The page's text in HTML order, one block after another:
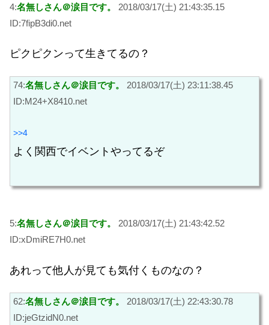
4:名無しさん＠涙目です。
2018/03/17(土) 21:43:35.15
ID:7fipB3di0.net
ピクピクンって生きてるの？
74:名無しさん＠涙目です。
2018/03/17(土) 23:11:38.45
ID:M24+X8410.net
>>4
よく関西でイベントやってるぞ
5:名無しさん＠涙目です。
2018/03/17(土) 21:43:42.52
ID:xDmiRE7H0.net
あれって他人が見ても気付くものなの？
62:名無しさん＠涙目です。
2018/03/17(土) 22:43:30.78
ID:jeGtzidN0.net